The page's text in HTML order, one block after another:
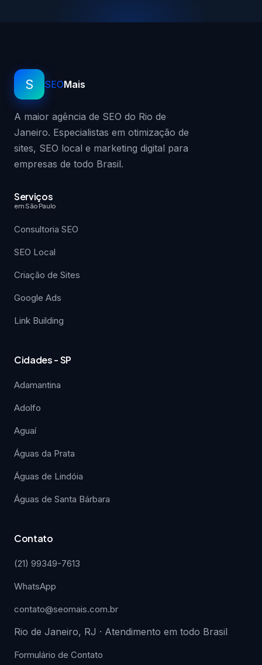
S SEOMais
A maior agência de SEO do Rio de
Janeiro. Especialistas em otimização de
sites, SEO local e marketing digital para
empresas de todo Brasil.
Serviços
em São Paulo
Consultoria SEO
SEO Local
Criação de Sites
Google Ads
Link Building
Cidades - SP
Adamantina
Adolfo
Aguaí
Águas da Prata
Águas de Lindóia
Águas de Santa Bárbara
Contato
(21) 99349-7613
WhatsApp
contato@seomais.com.br
Rio de Janeiro, RJ · Atendimento em todo Brasil
Formulário de Contato